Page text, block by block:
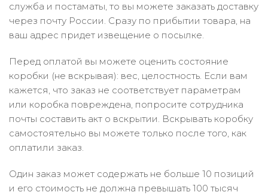
служба и постаматы, то вы можете заказать доставку
через почту России. Сразу по прибытии товара, на
ваш адрес придет извещение о посылке.
Перед оплатой вы можете оценить состояние
коробки (не вскрывая): вес, целостность. Если вам
кажется, что заказ не соответствует параметрам
или коробка повреждена, попросите сотрудника
почты составить акт о вскрытии. Вскрывать коробку
самостоятельно вы можете только после того, как
оплатили заказ.
Один заказ может содержать не больше 10 позиций
и его стоимость не должна превышать 100 тысяч